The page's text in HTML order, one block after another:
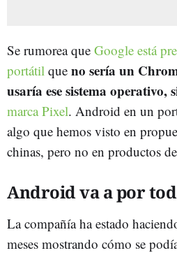
Se rumorea que Google está
portátil que no sería un
usaría ese sistema operativo,
marca Pixel. Android en un
algo que hemos visto en
chinas, pero no en productos
Android va a por
La compañía ha estado
meses mostrando cómo se